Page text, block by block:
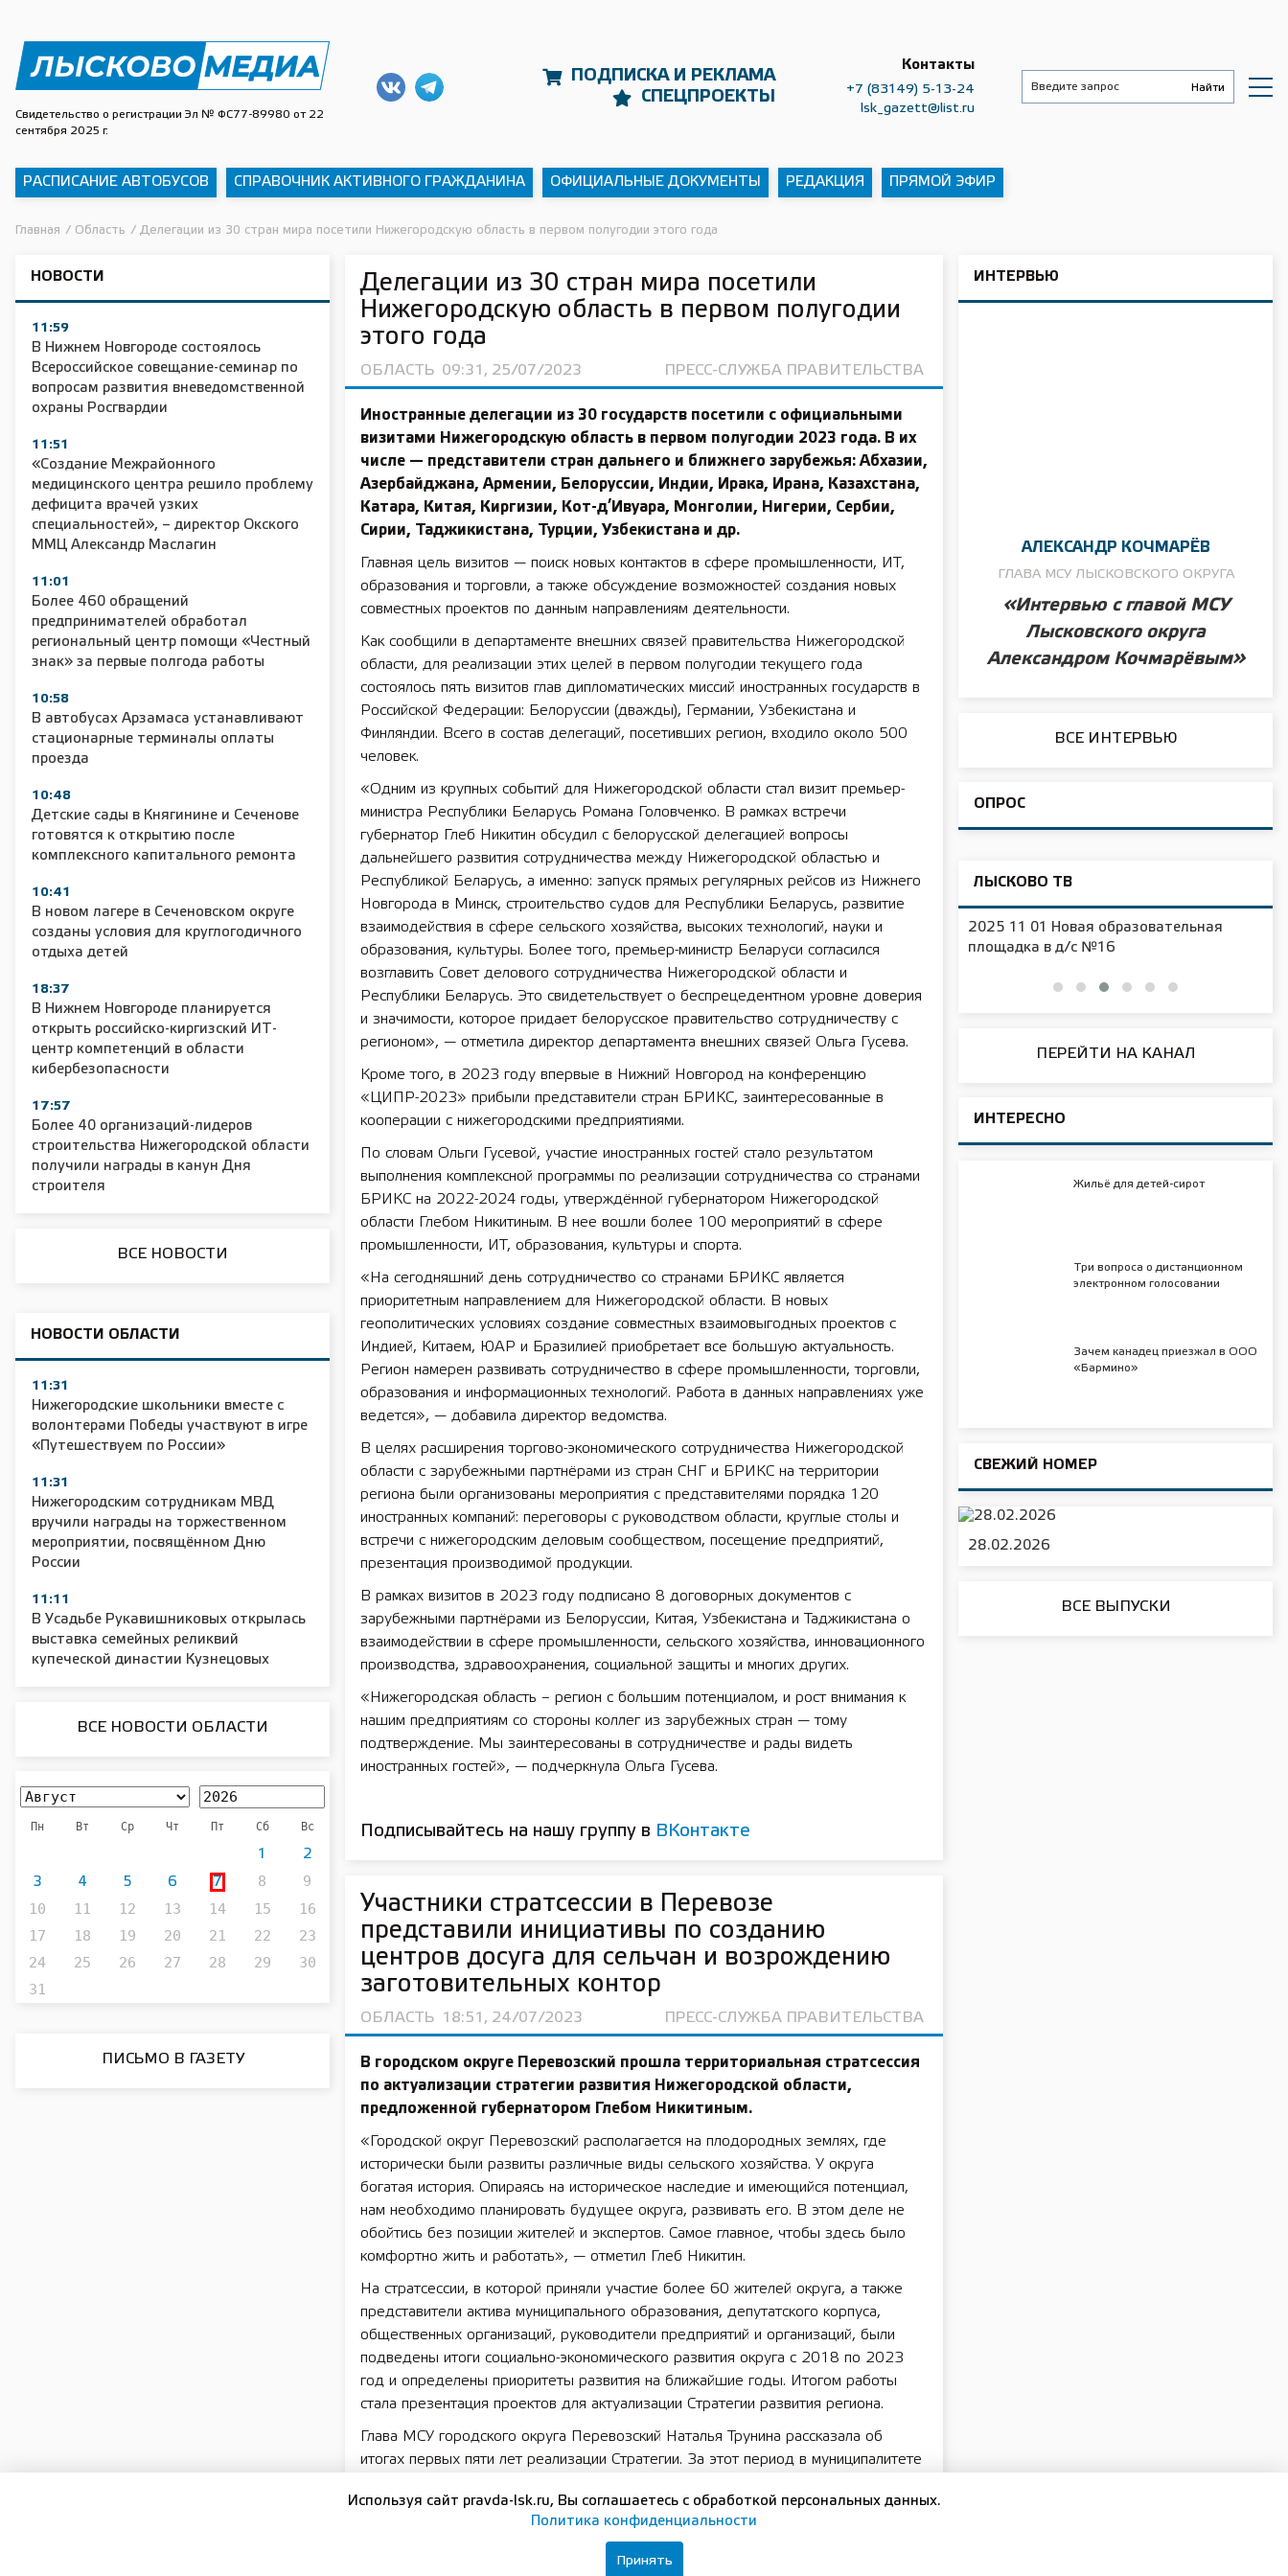
Свидетельство о регистрации Эл № ФС77-89980 от 22
сентября 2025 г.
ПОДПИСКА И РЕКЛАМА
СПЕЦПРОЕКТЫ
Контакты
+7 (83149) 5-13-24
lsk_gazett@list.ru
РАСПИСАНИЕ АВТОБУСОВ СПРАВОЧНИК АКТИВНОГО ГРАЖДАНИНА ОФИЦИАЛЬНЫЕ ДОКУМЕНТЫ РЕДАКЦИЯ ПРЯМОЙ ЭФИР
Главная / Область / Делегации из 30 стран мира посетили Нижегородскую область в первом полугодии этого года
НОВОСТИ
11:59
В Нижнем Новгороде состоялось
Всероссийское совещание-семинар по
вопросам развития вневедомственной
охраны Росгвардии
11:51
«Создание Межрайонного
медицинского центра решило проблему
дефицита врачей узких
специальностей», – директор Окского
ММЦ Александр Маслагин
11:01
Более 460 обращений
предпринимателей обработал
региональный центр помощи «Честный
знак» за первые полгода работы
10:58
В автобусах Арзамаса устанавливают
стационарные терминалы оплаты
проезда
10:48
Детские сады в Княгинине и Сеченове
готовятся к открытию после
комплексного капитального ремонта
10:41
В новом лагере в Сеченовском округе
созданы условия для круглогодичного
отдыха детей
18:37
В Нижнем Новгороде планируется
открыть российско-киргизский ИТ-
центр компетенций в области
кибербезопасности
17:57
Более 40 организаций-лидеров
строительства Нижегородской области
получили награды в канун Дня
строителя
ВСЕ НОВОСТИ
НОВОСТИ ОБЛАСТИ
11:31
Нижегородские школьники вместе с
волонтерами Победы участвуют в игре
«Путешествуем по России»
11:31
Нижегородским сотрудникам МВД
вручили награды на торжественном
мероприятии, посвящённом Дню
России
11:11
В Усадьбе Рукавишниковых открылась
выставка семейных реликвий
купеческой династии Кузнецовых
ВСЕ НОВОСТИ ОБЛАСТИ
Пн Вт Ср Чт Пт Сб Вс
1 2
3 4 5 6 7 8
9
10
11 12 13 14 15
16
17
18 19 20 21 22
23
24
25 26 27 28 29
30
31
ПИСЬМО В ГАЗЕТУ
Делегации из 30 стран мира посетили
Нижегородскую область в первом полугодии
этого года
ОБЛАСТЬ 09:31, 25/07/2023 ПРЕСС-СЛУЖБА ПРАВИТЕЛЬСТВА
Иностранные делегации из 30 государств посетили с официальными
визитами Нижегородскую область в первом полугодии 2023 года. В их
числе — представители стран дальнего и ближнего зарубежья: Абхазии,
Азербайджана, Армении, Белоруссии, Индии, Ирака, Ирана, Казахстана,
Катара, Китая, Киргизии, Кот-д’Ивуара, Монголии, Нигерии, Сербии,
Сирии, Таджикистана, Турции, Узбекистана и др.
Главная цель визитов — поиск новых контактов в сфере промышленности, ИТ,
образования и торговли, а также обсуждение возможностей создания новых
совместных проектов по данным направлениям деятельности.
Как сообщили в департаменте внешних связей правительства Нижегородской
области, для реализации этих целей в первом полугодии текущего года
состоялось пять визитов глав дипломатических миссий иностранных государств в
Российской Федерации: Белоруссии (дважды), Германии, Узбекистана и
Финляндии. Всего в состав делегаций, посетивших регион, входило около 500
человек.
«Одним из крупных событий для Нижегородской области стал визит премьер-
министра Республики Беларусь Романа Головченко. В рамках встречи
губернатор Глеб Никитин обсудил с белорусской делегацией вопросы
дальнейшего развития сотрудничества между Нижегородской областью и
Республикой Беларусь, а именно: запуск прямых регулярных рейсов из Нижнего
Новгорода в Минск, строительство судов для Республики Беларусь, развитие
взаимодействия в сфере сельского хозяйства, высоких технологий, науки и
образования, культуры. Более того, премьер-министр Беларуси согласился
возглавить Совет делового сотрудничества Нижегородской области и
Республики Беларусь. Это свидетельствует о беспрецедентном уровне доверия
и значимости, которое придает белорусское правительство сотрудничеству с
регионом», — отметила директор департамента внешних связей Ольга Гусева.
Кроме того, в 2023 году впервые в Нижний Новгород на конференцию
«ЦИПР-2023» прибыли представители стран БРИКС, заинтересованные в
кооперации с нижегородскими предприятиями.
По словам Ольги Гусевой, участие иностранных гостей стало результатом
выполнения комплексной программы по реализации сотрудничества со странами
БРИКС на 2022-2024 годы, утверждённой губернатором Нижегородской
области Глебом Никитиным. В нее вошли более 100 мероприятий в сфере
промышленности, ИТ, образования, культуры и спорта.
«На сегодняшний день сотрудничество со странами БРИКС является
приоритетным направлением для Нижегородской области. В новых
геополитических условиях создание совместных взаимовыгодных проектов с
Индией, Китаем, ЮАР и Бразилией приобретает все большую актуальность.
Регион намерен развивать сотрудничество в сфере промышленности, торговли,
образования и информационных технологий. Работа в данных направлениях уже
ведется», — добавила директор ведомства.
В целях расширения торгово-экономического сотрудничества Нижегородской
области с зарубежными партнёрами из стран СНГ и БРИКС на территории
региона были организованы мероприятия с представителями порядка 120
иностранных компаний: переговоры с руководством области, круглые столы и
встречи с нижегородским деловым сообществом, посещение предприятий,
презентация производимой продукции.
В рамках визитов в 2023 году подписано 8 договорных документов с
зарубежными партнёрами из Белоруссии, Китая, Узбекистана и Таджикистана о
взаимодействии в сфере промышленности, сельского хозяйства, инновационного
производства, здравоохранения, социальной защиты и многих других.
«Нижегородская область – регион с большим потенциалом, и рост внимания к
нашим предприятиям со стороны коллег из зарубежных стран — тому
подтверждение. Мы заинтересованы в сотрудничестве и рады видеть
иностранных гостей», — подчеркнула Ольга Гусева.
Подписывайтесь на нашу группу в ВКонтакте
Участники стратсессии в Перевозе
представили инициативы по созданию
центров досуга для сельчан и возрождению
заготовительных контор
ОБЛАСТЬ 18:51, 24/07/2023 ПРЕСС-СЛУЖБА ПРАВИТЕЛЬСТВА
В городском округе Перевозский прошла территориальная стратсессия
по актуализации стратегии развития Нижегородской области,
предложенной губернатором Глебом Никитиным.
«Городской округ Перевозский располагается на плодородных землях, где
исторически были развиты различные виды сельского хозяйства. У округа
богатая история. Опираясь на историческое наследие и имеющийся потенциал,
нам необходимо планировать будущее округа, развивать его. В этом деле не
обойтись без позиции жителей и экспертов. Самое главное, чтобы здесь было
комфортно жить и работать», — отметил Глеб Никитин.
На стратсессии, в которой приняли участие более 60 жителей округа, а также
представители актива муниципального образования, депутатского корпуса,
общественных организаций, руководители предприятий и организаций, были
подведены итоги социально-экономического развития округа с 2018 по 2023
год и определены приоритеты развития на ближайшие годы. Итогом работы
стала презентация проектов для актуализации Стратегии развития региона.
Глава МСУ городского округа Перевозский Наталья Трунина рассказала об
итогах первых пяти лет реализации Стратегии. За этот период в муниципалитете
Благодаря нацпроекту «Экология» ликвидированы 33 несанкционированных
свалки. В рамках программы «Формирование комфортной городской среды»
ИНТЕРВЬЮ
АЛЕКСАНДР КОЧМАРЁВ
ГЛАВА МСУ ЛЫСКОВСКОГО ОКРУГА
«Интервью с главой МСУ
Лысковского округа
Александром Кочмарёвым»
ВСЕ ИНТЕРВЬЮ
ОПРОС
ЛЫСКОВО ТВ
11 01 Сельское хозяйство 2025 2025 11 01 55 лет СОШ №2
2025 11 01 Земли
сельскохозяйственного назначения
2025 11 01 Новая образовательная
площадка в д/с №16
ПЕРЕЙТИ НА КАНАЛ
ИНТЕРЕСНО
Жильё для детей-сирот
Три вопроса о дистанционном
электронном голосовании
Зачем канадец приезжал в ООО
«Бармино»
СВЕЖИЙ НОМЕР
28.02.2026
ВСЕ ВЫПУСКИ
Используя сайт pravda-lsk.ru, Вы соглашаетесь с обработкой персональных данных.
Политика конфиденциальности
Принять